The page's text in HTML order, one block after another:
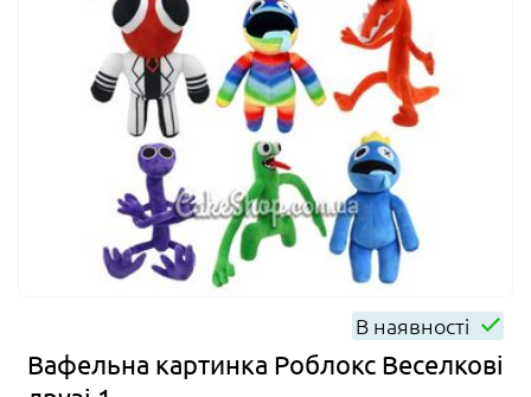
В наявності
Вафельна картинка Роблокс Веселкові